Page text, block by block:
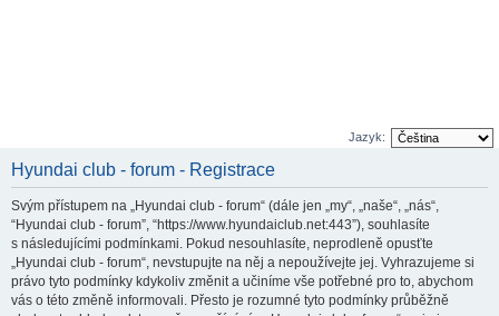
Jazyk:
Hyundai club - forum - Registrace
Svým přístupem na „Hyundai club - forum“ (dále jen „my“, „naše“, „nás“,
“Hyundai club - forum”, “https://www.hyundaiclub.net:443”), souhlasíte
s následujícími podmínkami. Pokud nesouhlasíte, neprodleně opusťte
„Hyundai club - forum“, nevstupujte na něj a nepoužívejte jej. Vyhrazujeme si
právo tyto podmínky kdykoliv změnit a učiníme vše potřebné pro to, abychom
vás o této změně informovali. Přesto je rozumné tyto podmínky průběžně